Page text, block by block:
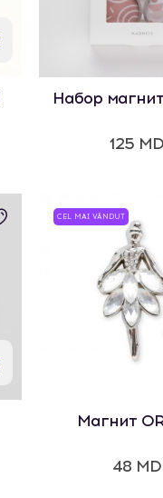
Набор
125
CEL MAI VÂNDUT
Магнит
48